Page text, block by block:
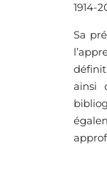
1914-
Sa
ainsi